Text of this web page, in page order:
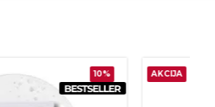
10% AKCIJA